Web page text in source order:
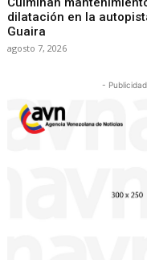
dilatación en la
Guaira
agosto 7, 2026
-